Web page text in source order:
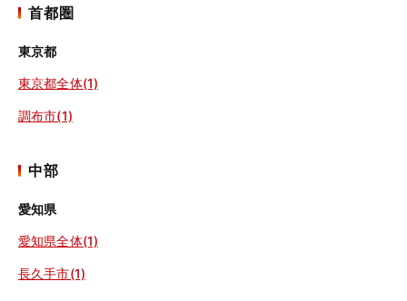
首都圏
東京都
東京都全体(1)
調布市(1)
中部
愛知県
愛知県全体(1)
長久手市(1)